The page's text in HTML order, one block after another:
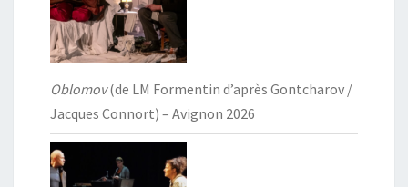
Oblomov(de LM Formentin d’après Gontcharov /
Jacques Connort) – Avignon 2026